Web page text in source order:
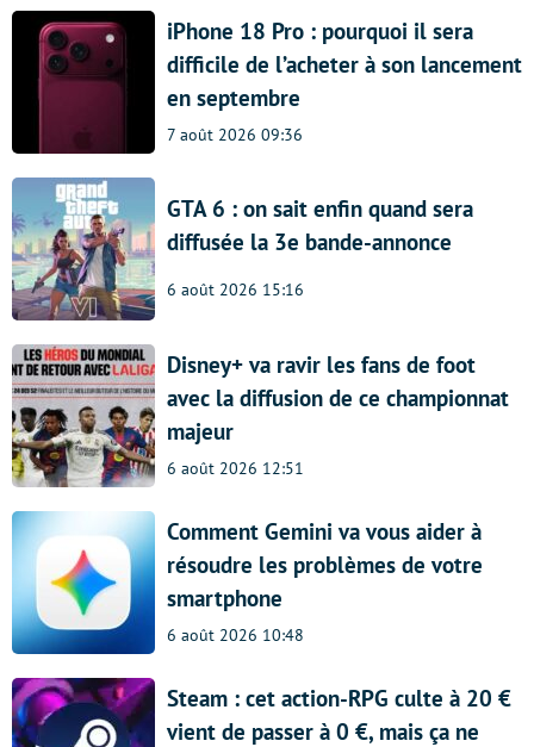
iPhone 18 Pro : pourquoi il sera
difficile de l’acheter à son lancement
en septembre
7 août 2026 09:36
GTA 6 : on sait enfin quand sera
diffusée la 3e bande-annonce
6 août 2026 15:16
Disney+ va ravir les fans de foot
avec la diffusion de ce championnat
majeur
6 août 2026 12:51
Comment Gemini va vous aider à
résoudre les problèmes de votre
smartphone
6 août 2026 10:48
Steam : cet action-RPG culte à 20 €
vient de passer à 0 €, mais ça ne